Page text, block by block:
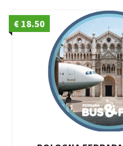
€ 18.50